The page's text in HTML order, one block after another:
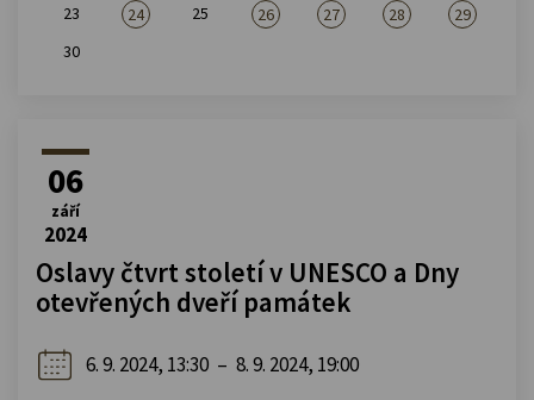
23
24 25 26 27 28
29
30
06
září
2024
Oslavy čtvrt století v UNESCO a Dny
otevřených dveří památek
6. 9. 2024, 13:30 – 8. 9. 2024, 19:00